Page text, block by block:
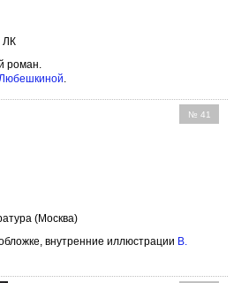
ЛК
роман.
.
№ 41
(Москва)
внутренние иллюстрации В.